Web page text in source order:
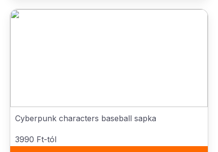
Cyberpunk characters baseball sapka
3990 Ft-tól